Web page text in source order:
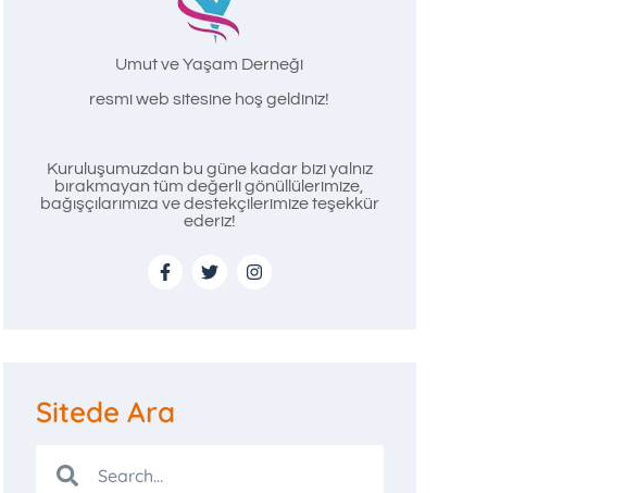
Umut ve Yaşam Derneği
resmi web sitesine hoş geldiniz!
Kuruluşumuzdan bu güne kadar bizi yalnız
bırakmayan tüm değerli gönüllülerimize,
bağışçılarımıza ve destekçilerimize teşekkür
ederiz!
Sitede Ara